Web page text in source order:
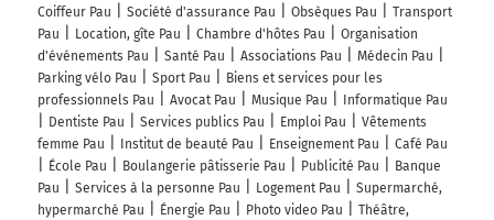
Coiffeur Pau
Société d'assurance Pau Obsèques Pau
Transport
Pau
Location, gîte Pau Chambre d'hôtes Pau
Organisation
d'événements Pau
Santé Pau Associations Pau
Médecin Pau
Parking vélo Pau
Sport Pau
Biens et services pour les
professionnels Pau
Avocat Pau Musique Pau
Informatique Pau
Dentiste Pau
Services publics Pau Emploi Pau
Vêtements
femme Pau
Institut de beauté Pau Enseignement Pau
Café Pau
École Pau
Boulangerie pâtisserie Pau Publicité Pau
Banque
Pau
Services à la personne Pau Logement Pau
Supermarché,
hypermarché Pau
Énergie Pau Photo video Pau
Théâtre,